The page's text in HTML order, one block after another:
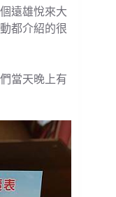
遠雄悅來大
都介紹的很
當天晚上有